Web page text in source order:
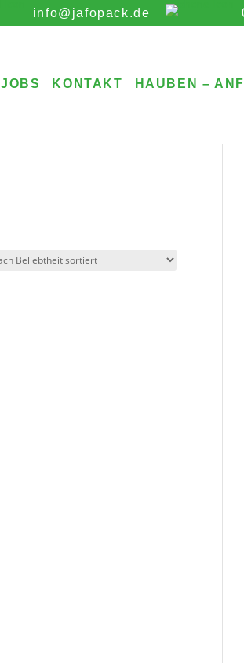
info@jafopack.de
JOBS KONTAKT HAUBEN –